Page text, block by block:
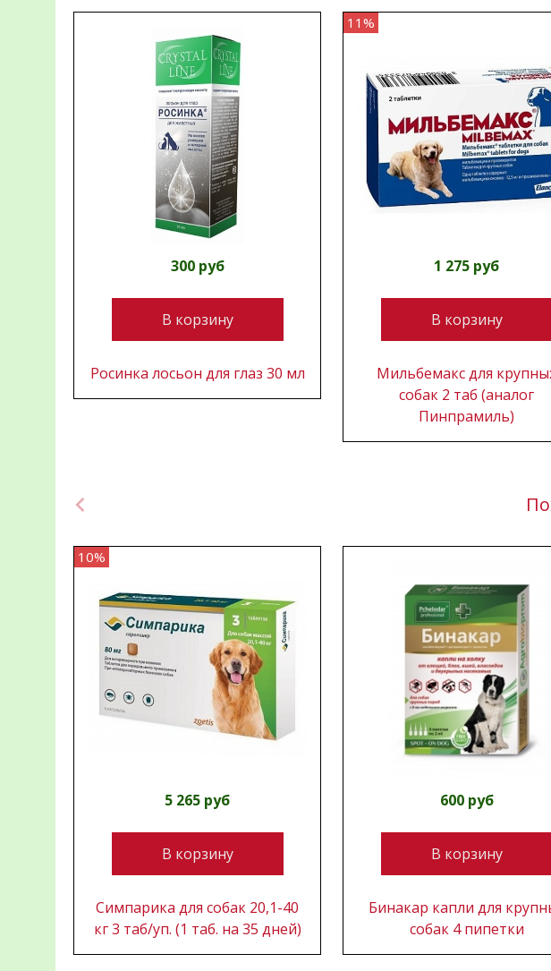
300 руб
В корзину
Росинка лосьон для глаз 30 мл
11%
1 275 руб
В корзину
Мильбемакс для
собак 2 таб (аналог
Пинпрамиль)
10%
5 265 руб
В корзину
Симпарика для собак 20,1-40
кг 3 таб/уп. (1 таб. на 35 дней)
600 руб
В корзину
Бинакар капли для
собак 4 пипетки